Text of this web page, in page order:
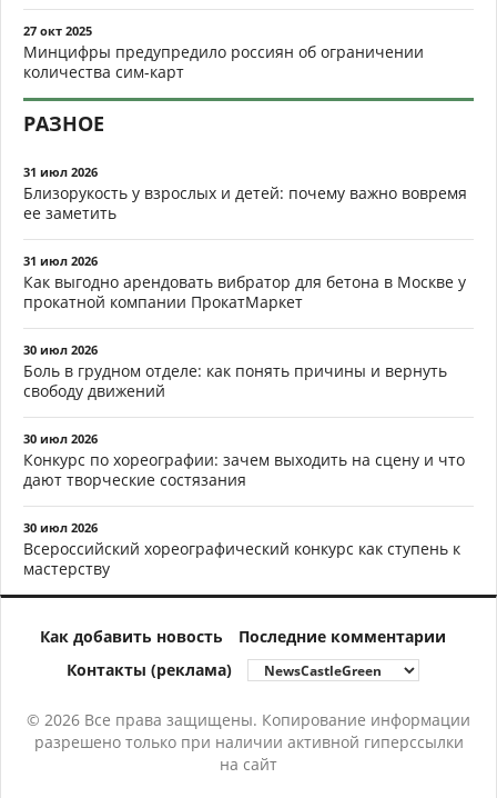
27 окт 2025
Минцифры предупредило россиян об ограничении
количества сим-карт
РАЗНОЕ
31 июл 2026
Близорукость у взрослых и детей: почему важно вовремя
ее заметить
31 июл 2026
Как выгодно арендовать вибратор для бетона в Москве у
прокатной компании ПрокатМаркет
30 июл 2026
Боль в грудном отделе: как понять причины и вернуть
свободу движений
30 июл 2026
Конкурс по хореографии: зачем выходить на сцену и что
дают творческие состязания
30 июл 2026
Всероссийский хореографический конкурс как ступень к
мастерству
Как добавить новость
Последние комментарии
Контакты (реклама)
© 2026 Все права защищены. Копирование информации
разрешено только при наличии активной гиперссылки
на сайт